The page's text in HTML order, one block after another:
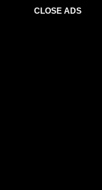
CLOSE ADS